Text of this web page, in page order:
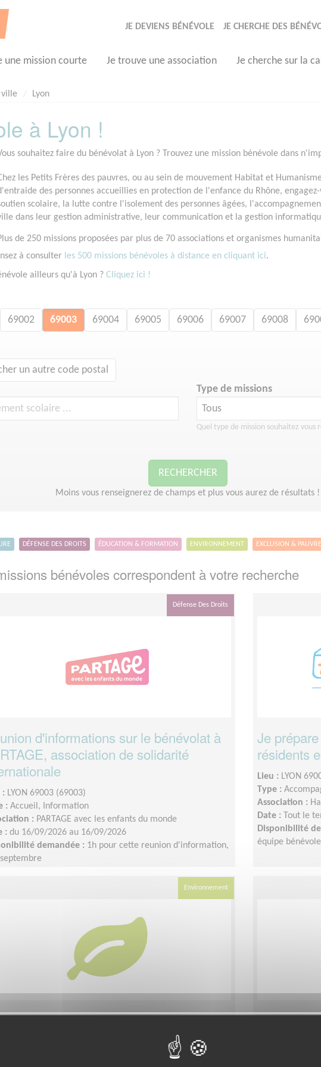
JE DEVIENS BÉNÉVOLE JE CHERCHE DES
une mission courte Je trouve une association Je cherche sur la
ville Lyon
à Lyon !
souhaitez faire du bénévolat à Lyon ? Trouvez une mission bénévole dans
les Petits Frères des pauvres, ou au sein de mouvement Habitat et
des personnes accueillies en protection de l'enfance du Rhône,
scolaire, la lutte contre l'isolement des personnes âgées,
dans leur gestion administrative, leur communication et la gestion
de 250 missions proposées par plus de 70 associations et organismes
à consulter les 500 missions bénévoles à distance en cliquant ici.
ailleurs qu'à Lyon ? Cliquez ici !
69002 69003 69004 69005 69006 69007 69008
un autre code postal
Type de missions
Quel type de mission souhaitez vous
RECHERCHER
Moins vous renseignerez de champs et plus vous aurez de résultats !
DÉFENSE DES DROITS ÉDUCATION & FORMATION ENVIRONNEMENT EXCLUSION &
bénévoles correspondent à votre recherche
Défense Des Droits
d'informations sur le bénévolat à
association de solidarité
: LYON 69003 (69003)
: Accueil, Information
: PARTAGE avec les enfants du monde
: du 16/09/2026 au 16/09/2026
demandée : 1h pour cette reunion d'information,
Je
résidents
Lieu : LYON
Type :
Association :
Date :
Tout le
Disponibilité
équipe
Environnement
vers une ville propre : World
Animer